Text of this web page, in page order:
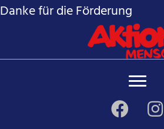
Danke für die Förderung